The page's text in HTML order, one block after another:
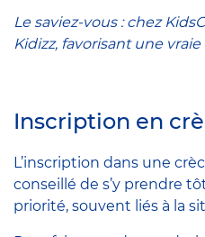
Le saviez-vous : chez
Kidizz, favorisant une
Inscription en
L’inscription dans une
conseillé de s’y prendre
priorité, souvent liés à la